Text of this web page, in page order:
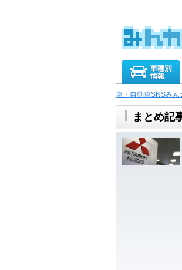
車・自動車SNSみん
まとめ記